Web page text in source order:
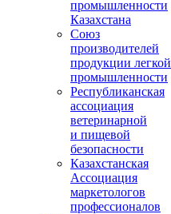
промышленности
Казахстана
Союз
производителей
продукции легкой
промышленности
Республиканская
ассоциация
ветеринарной
и пищевой
безопасности
Казахстанская
Ассоциация
маркетологов
профессионалов